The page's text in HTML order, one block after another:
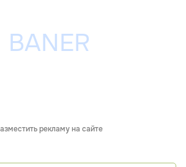
рекламу на сайте